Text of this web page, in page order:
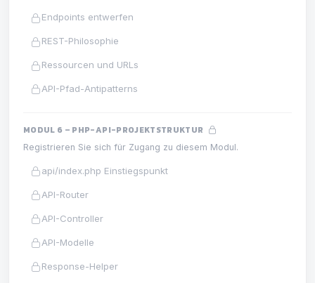
Endpoints entwerfen
REST-Philosophie
Ressourcen und URLs
API-Pfad-Antipatterns
MODUL 6 – PHP-API-PROJEKTSTRUKTUR
Registrieren Sie sich für Zugang zu diesem Modul.
api/index.php Einstiegspunkt
API-Router
API-Controller
API-Modelle
Response-Helper